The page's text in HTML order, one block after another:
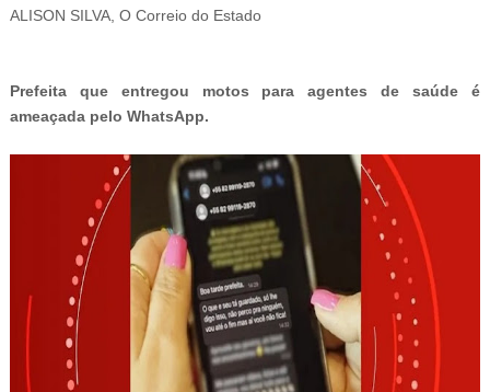
ALISON SILVA, O Correio do Estado
Prefeita que entregou motos para agentes de saúde é
ameaçada pelo WhatsApp.